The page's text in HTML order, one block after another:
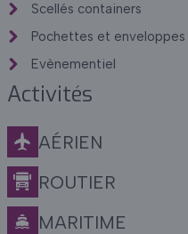
Scellés containers
Pochettes et enveloppes
Evènementiel
Activités
AÉRIEN
ROUTIER
MARITIME